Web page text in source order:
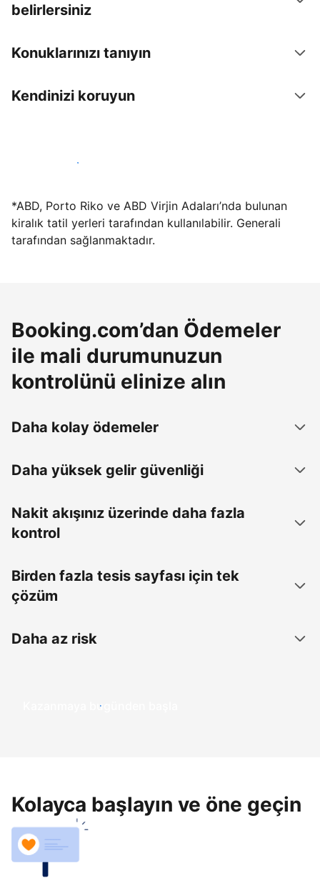
belirlersiniz
Konuklarınızı tanıyın
Kendinizi koruyun
Hemen tesis yayınla
*ABD, Porto Riko ve ABD Virjin Adaları’nda bulunan
kiralık tatil yerleri tarafından kullanılabilir. Generali
tarafından sağlanmaktadır.
Booking.com’dan Ödemeler
ile mali durumunuzun
kontrolünü elinize alın
Daha kolay ödemeler
Daha yüksek gelir güvenliği
Nakit akışınız üzerinde daha fazla
kontrol
Birden fazla tesis sayfası için tek
çözüm
Daha az risk
Kazanmaya bugünden başla
Kolayca başlayın ve öne geçin